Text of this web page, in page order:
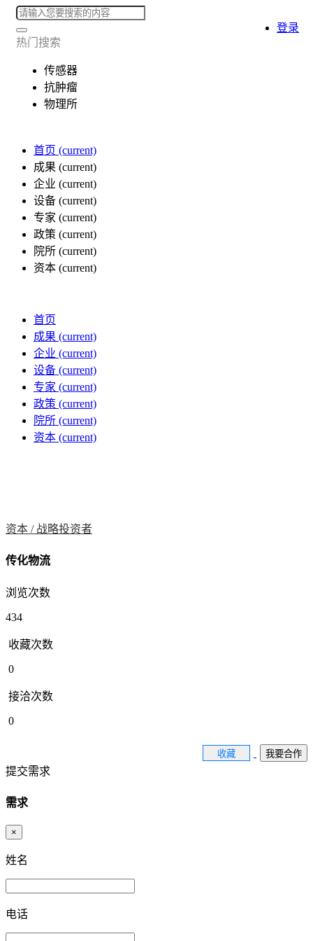
热门搜索
传感器
抗肿瘤
物理所
首页 (current)
成果 (current)
企业 (current)
设备 (current)
专家 (current)
政策 (current)
院所 (current)
资本 (current)
登录
首页
成果 (current)
企业 (current)
设备 (current)
专家 (current)
政策 (current)
院所 (current)
资本 (current)
资本 / 战略投资者
传化物流
浏览次数
434
收藏次数
0
接洽次数
0
收藏 我要合作
提交需求
需求
×
姓名
电话